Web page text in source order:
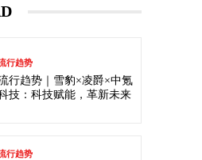
行趋势
行趋势｜雪豹×凌爵×中氪
技：科技赋能，革新未来
行趋势